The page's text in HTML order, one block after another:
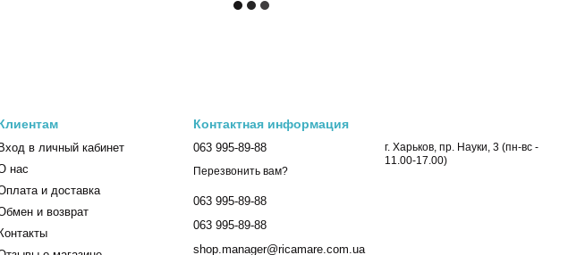
Вход в личный кабинет
нас
и доставка
и возврат
Контакты
Контактная информация
063 995-89-88
Перезвонить вам?
063 995-89-88
063 995-89-88
shop.manager@ricamare.com.ua
г. Харьков, пр. Науки, 3 (пн-вс -
11.00-17.00)